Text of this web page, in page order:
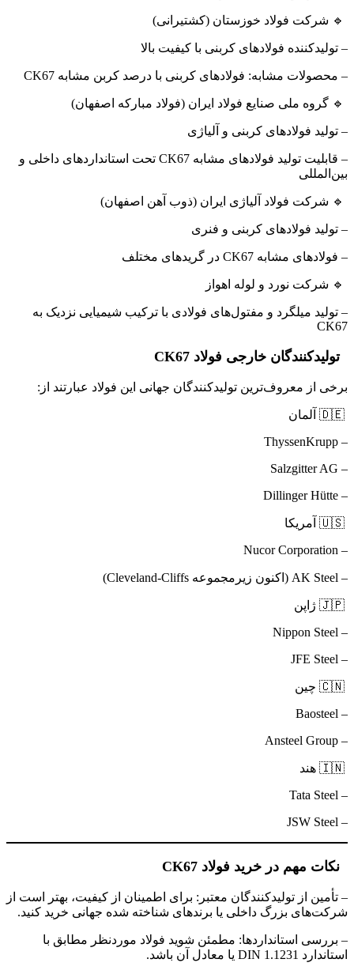
🔹 شرکت فولاد خوزستان (کشتیرانی)
– تولیدکننده فولادهای کربنی با کیفیت بالا
– محصولات مشابه: فولادهای کربنی با درصد کربن مشابه CK67
🔹 گروه ملی صنایع فولاد ایران (فولاد مبارکه اصفهان)
– تولید فولادهای کربنی و آلیاژی
– قابلیت تولید فولادهای مشابه CK67 تحت استانداردهای داخلی و
بین‌المللی
🔹 شرکت فولاد آلیاژی ایران (ذوب آهن اصفهان)
– تولید فولادهای کربنی و فنری
– فولادهای مشابه CK67 در گریدهای مختلف
🔹 شرکت نورد و لوله اهواز
– تولید میلگرد و مفتول‌های فولادی با ترکیب شیمیایی نزدیک به
CK67
تولیدکنندگان خارجی فولاد CK67
برخی از معروف‌ترین تولیدکنندگان جهانی این فولاد عبارتند از:
– ThyssenKrupp
– Salzgitter AG
– Dillinger Hütte
– Nucor Corporation
– AK Steel (اکنون زیرمجموعه Cleveland-Cliffs)
– Nippon Steel
– JFE Steel
– Baosteel
– Ansteel Group
– Tata Steel
– JSW Steel
نکات مهم در خرید فولاد CK67
– تأمین از تولیدکنندگان معتبر: برای اطمینان از کیفیت، بهتر است از
شرکت‌های بزرگ داخلی یا برندهای شناخته شده جهانی خرید کنید.
– بررسی استانداردها: مطمئن شوید فولاد موردنظر مطابق با
استاندارد DIN 1.1231 یا معادل آن باشد.